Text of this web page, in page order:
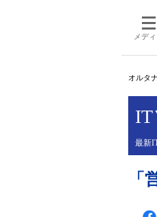
メデ
オルタ
最新
「